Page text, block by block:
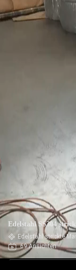
Edelstahl SS304
Edelstahl strickte
69 Ansichten